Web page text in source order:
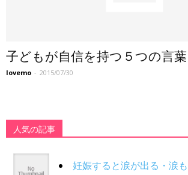
子どもが自信を持つ５つの言葉
lovemo - 2015/07/30
人気の記事
妊娠すると涙が出る・涙